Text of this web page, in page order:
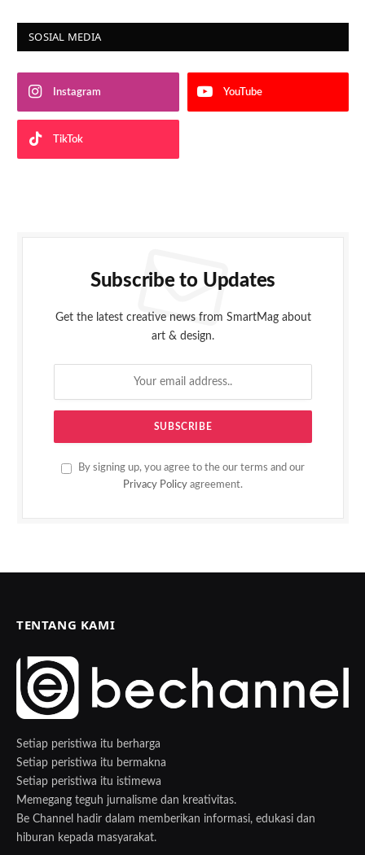
SOSIAL MEDIA
Instagram YouTube
TikTok
Subscribe to Updates
Get the latest creative news from SmartMag about
art & design.
By signing up, you agree to the our terms and our
Privacy Policy agreement.
TENTANG KAMI
Setiap peristiwa itu berharga
Setiap peristiwa itu bermakna
Setiap peristiwa itu istimewa
Memegang teguh jurnalisme dan kreativitas.
Be Channel hadir dalam memberikan informasi, edukasi dan
hiburan kepada masyarakat.